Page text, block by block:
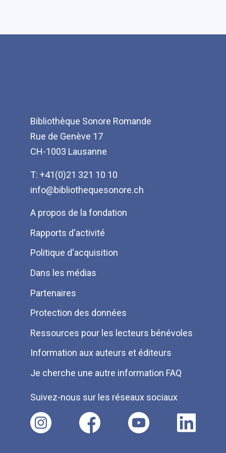
Bibliothèque Sonore Romande
Rue de Genève 17
CH-1003 Lausanne
T: +41(0)21 321 10 10
info@bibliothequesonore.ch
Menu
Pied
de
page
A propos de la fondation
Rapports d'activité
Politique d'acquisition
Dans les médias
Partenaires
Protection des données
Ressources pour les lecteurs bénévoles
Information aux auteurs et éditeurs
Je cherche une autre information FAQ
Suivez-nous sur les réseaux sociaux